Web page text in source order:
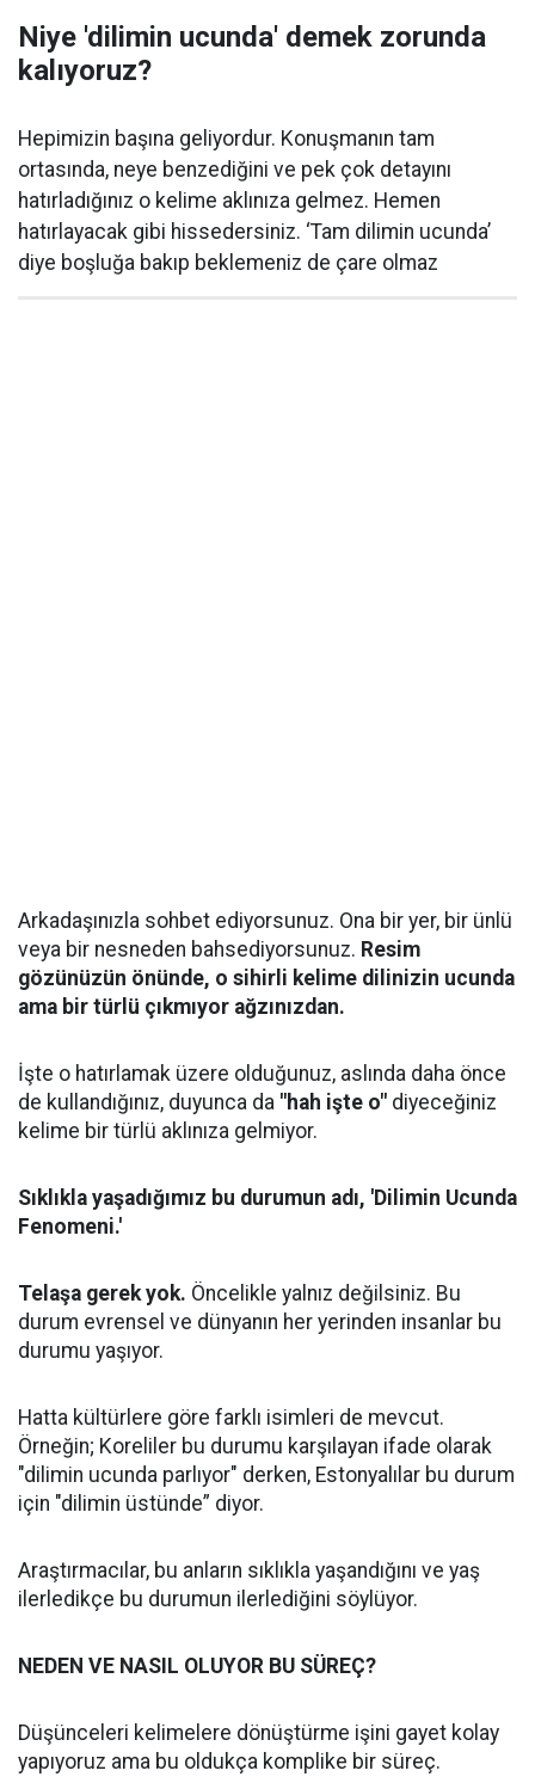
Niye 'dilimin ucunda' demek zorunda
kalıyoruz?
Hepimizin başına geliyordur. Konuşmanın tam
ortasında, neye benzediğini ve pek çok detayını
hatırladığınız o kelime aklınıza gelmez. Hemen
hatırlayacak gibi hissedersiniz. ‘Tam dilimin ucunda’
diye boşluğa bakıp beklemeniz de çare olmaz
Arkadaşınızla sohbet ediyorsunuz. Ona bir yer, bir ünlü
veya bir nesneden bahsediyorsunuz. Resim
gözünüzün önünde, o sihirli kelime dilinizin ucunda
ama bir türlü çıkmıyor ağzınızdan.
İşte o hatırlamak üzere olduğunuz, aslında daha önce
de kullandığınız, duyunca da "hah işte o" diyeceğiniz
kelime bir türlü aklınıza gelmiyor.
Sıklıkla yaşadığımız bu durumun adı, 'Dilimin Ucunda
Fenomeni.'
Telaşa gerek yok. Öncelikle yalnız değilsiniz. Bu
durum evrensel ve dünyanın her yerinden insanlar bu
durumu yaşıyor.
Hatta kültürlere göre farklı isimleri de mevcut.
Örneğin; Koreliler bu durumu karşılayan ifade olarak
"dilimin ucunda parlıyor" derken, Estonyalılar bu durum
için "dilimin üstünde” diyor.
Araştırmacılar, bu anların sıklıkla yaşandığını ve yaş
ilerledikçe bu durumun ilerlediğini söylüyor.
NEDEN VE NASIL OLUYOR BU SÜREÇ?
Düşünceleri kelimelere dönüştürme işini gayet kolay
yapıyoruz ama bu oldukça komplike bir süreç.